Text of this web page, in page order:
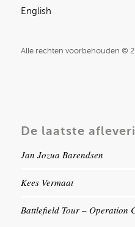
English
Alle rechten voorbehouden ©
De laatste
Jan Jozua Barendsen
Kees Vermaat
Battlefield Tour – Operation